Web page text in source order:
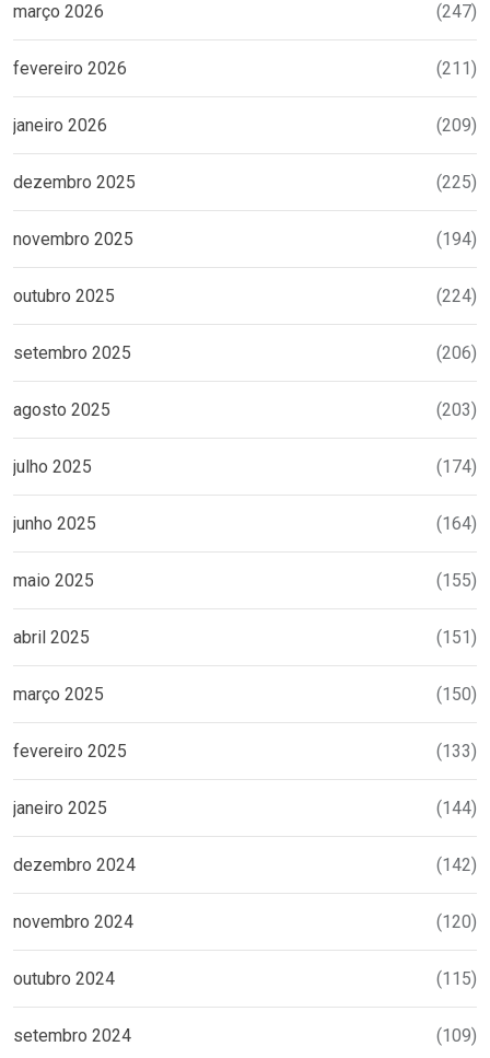
março 2026 (247)
fevereiro 2026 (211)
janeiro 2026 (209)
dezembro 2025 (225)
novembro 2025 (194)
outubro 2025 (224)
setembro 2025 (206)
agosto 2025 (203)
julho 2025 (174)
junho 2025 (164)
maio 2025 (155)
abril 2025 (151)
março 2025 (150)
fevereiro 2025 (133)
janeiro 2025 (144)
dezembro 2024 (142)
novembro 2024 (120)
outubro 2024 (115)
setembro 2024 (109)